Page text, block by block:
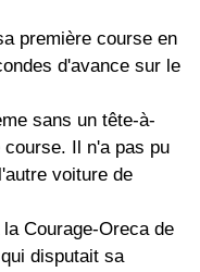
première course en
d'avance sur le
sans un tête-à-
Il n'a pas pu
voiture de
Courage-Oreca de
disputait sa